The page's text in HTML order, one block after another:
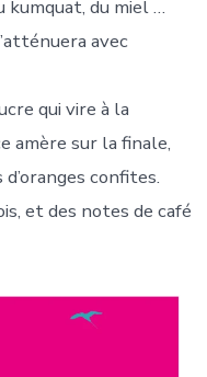
kumquat, du miel …
avec
qui vire à la
amère sur la finale,
confites.
et des notes de café